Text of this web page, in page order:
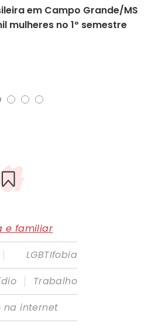
em Campo Grande/MS
mulheres no 1º semestre
e familiar
|
LGBTIfobia
|
Trabalho
na internet